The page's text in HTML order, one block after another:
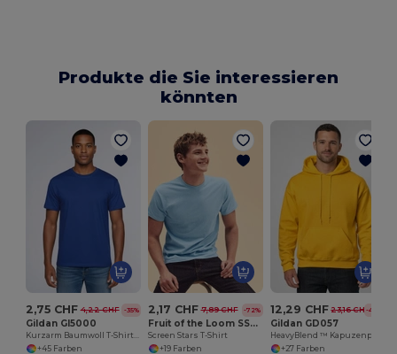
Produkte die Sie interessieren
könnten
2,75 CHF 4,22 CHF -35%
Gildan GI5000
Kurzarm Baumwoll T-Shirt Herren
+45 Farben
2,17 CHF 7,89 CHF -72%
Fruit of the Loom SS048
Screen Stars T-Shirt
+19 Farben
12,29 CHF 23,16 CHF-47%
Gildan GD057
+27 Farben